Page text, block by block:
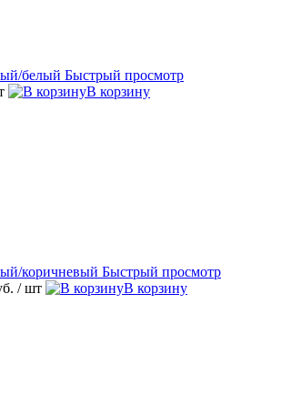
Быстрый просмотр
В корзину
Быстрый просмотр
/ шт
В корзину